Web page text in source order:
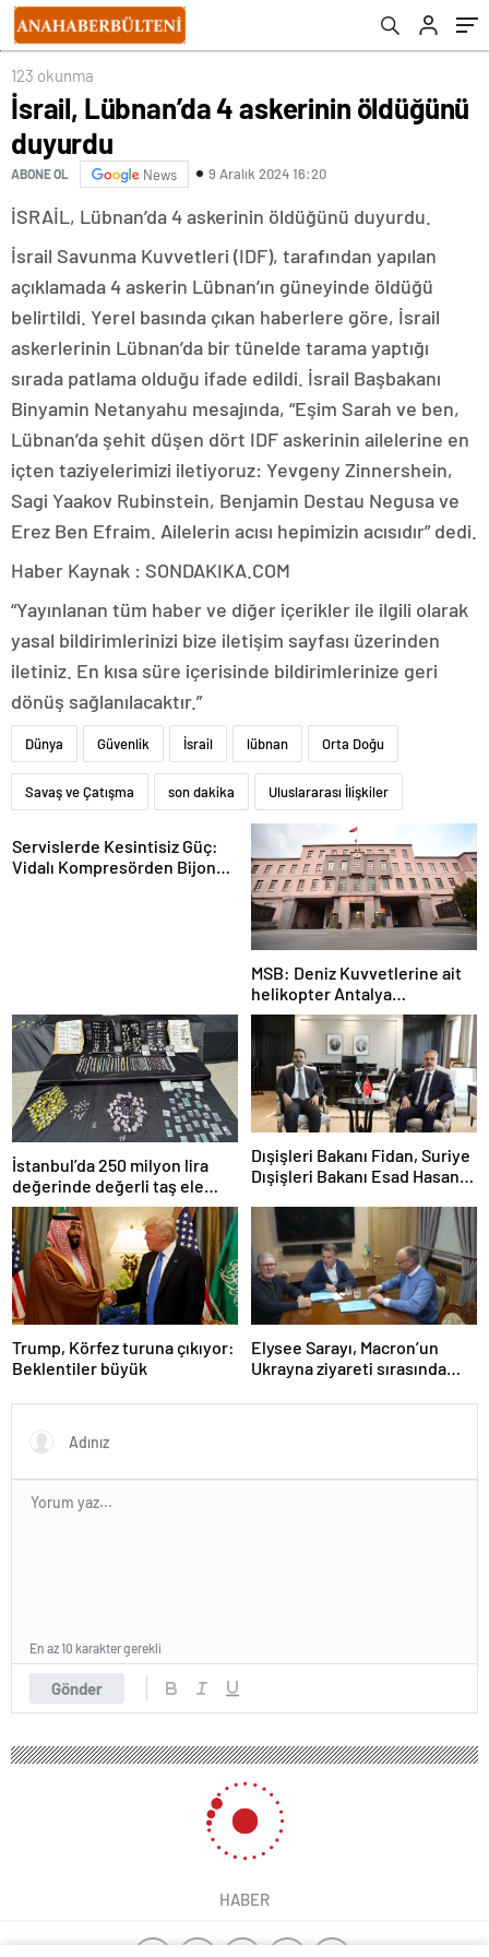
123 okunma
İsrail, Lübnan’da 4 askerinin öldüğünü
duyurdu
ABONE OL News 9 Aralık 2024 16:20
İSRAİL, Lübnan’da 4 askerinin öldüğünü duyurdu.
İsrail Savunma Kuvvetleri (IDF), tarafından yapılan
açıklamada 4 askerin Lübnan’ın güneyinde öldüğü
belirtildi. Yerel basında çıkan haberlere göre, İsrail
askerlerinin Lübnan’da bir tünelde tarama yaptığı
sırada patlama olduğu ifade edildi. İsrail Başbakanı
Binyamin Netanyahu mesajında, “Eşim Sarah ve ben,
Lübnan’da şehit düşen dört IDF askerinin ailelerine en
içten taziyelerimizi iletiyoruz: Yevgeny Zinnershein,
Sagi Yaakov Rubinstein, Benjamin Destau Negusa ve
Erez Ben Efraim. Ailelerin acısı hepimizin acısıdır” dedi.
Haber Kaynak : SONDAKIKA.COM
“Yayınlanan tüm haber ve diğer içerikler ile ilgili olarak
yasal bildirimlerinizi bize iletişim sayfası üzerinden
iletiniz. En kısa süre içerisinde bildirimlerinize geri
dönüş sağlanılacaktır.”
Dünya Güvenlik İsrail lübnan Orta Doğu
Savaş ve Çatışma son dakika Uluslararası İlişkiler
Servislerde Kesintisiz Güç:
Vidalı Kompresörden Bijon
MSB: Deniz Kuvvetlerine ait
helikopter Antalya
açıklarında acil iniş yaptı
İstanbul’da 250 milyon lira
değerinde değerli taş ele
geçirildi
Dışişleri Bakanı Fidan, Suriye
Dışişleri Bakanı Esad Hasan
Trump, Körfez turuna çıkıyor:
Beklentiler büyük
Elysee Sarayı, Macron’un
Ukrayna ziyareti sırasında
iddiasını yalanladı
Gönder
En az 10 karakter gerekli
HABER